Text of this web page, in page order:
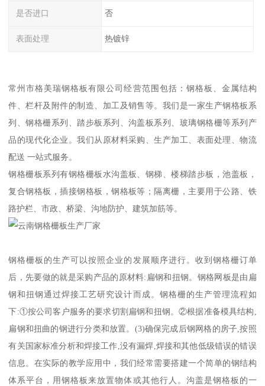
是否进口 否
表面处理 热镀锌
常州市格美瑞钢格板有限公司经营范围包括：钢格板、金属结构
件、栏杆及附件的制造、加工及销售等。我们是一家生产钢格板系
列、钢格栅系列、踏步板系列、沟盖板系列、玻璃钢格栅等系列产
品的现代化企业。我们从原材料采购、生产加工、表面处理、物流
配送 一站式服务。
钢格栅板系列有钢格栅板水沟盖板、钢梯、楼梯踏步板，池盖板，
复合钢格板，插接钢格板，钢格板等；隔离栅，主要用于公路、铁
路护栏、市政、桥梁、沟地防护、建筑加筋等。
钢格栅板的生产可以按照企业的发展顺序进行。收到钢格栅订单
后，先要做的就是采购产品的原材料:扁钢和扭钢。钢格网板是由扁
钢和扭钢通过焊接工艺研究设计而成。钢格栅的生产管理流程如
下:①按公司客户服务的要求切割扁钢和扭钢。②根据准备模具结构,
扁钢和扭曲的钢进行分类和放置。(3)确保完成后钢网格的房子,按照
有关国家标准分析和焊接工作,没有漏焊,焊接和其他低级错误的错误
信息。在实际的教学应用中，我们经常需要搭建一个简单的钢结构
体系平台，用钢格板来放置物体或其他行人。沟盖是钢格板的一